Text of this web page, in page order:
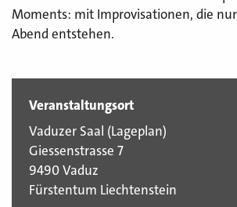
Moments: mit Improvisationen, die
Abend entstehen.
Veranstaltungsort
Vaduzer Saal (Lageplan)
Giessenstrasse 7
9490 Vaduz
Fürstentum Liechtenstein